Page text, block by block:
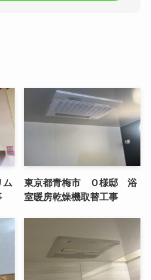
ム
東京都青梅市 Ｏ様邸 浴
室暖房乾燥機取替工事